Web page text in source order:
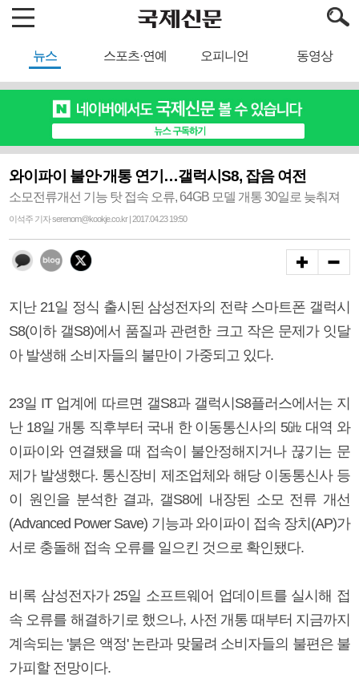
뉴스 스포츠·연예 오피니언 동영상
와이파이 불안·개통 연기…갤럭시S8, 잡음 여전
소모전류개선 기능 탓 접속 오류, 64GB 모델 개통 30일로 늦춰져
이석주 기자 serenom@kookje.co.kr | 2017.04.23 19:50
지난 21일 정식 출시된 삼성전자의 전략 스마트폰 갤럭시
S8(이하 갤S8)에서 품질과 관련한 크고 작은 문제가 잇달
아 발생해 소비자들의 불만이 가중되고 있다.
23일 IT 업계에 따르면 갤S8과 갤럭시S8플러스에서는 지
난 18일 개통 직후부터 국내 한 이동통신사의 5㎓ 대역 와
이파이와 연결됐을 때 접속이 불안정해지거나 끊기는 문
제가 발생했다. 통신장비 제조업체와 해당 이동통신사 등
이 원인을 분석한 결과, 갤S8에 내장된 소모 전류 개선
(Advanced Power Save) 기능과 와이파이 접속 장치(AP)가
서로 충돌해 접속 오류를 일으킨 것으로 확인됐다.
비록 삼성전자가 25일 소프트웨어 업데이트를 실시해 접
속 오류를 해결하기로 했으나, 사전 개통 때부터 지금까지
계속되는 '붉은 액정' 논란과 맞물려 소비자들의 불편은 불
가피할 전망이다.